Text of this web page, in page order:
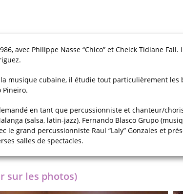
avec Philippe Nasse “Chico” et Cheick Tidiane
musique cubaine, il étudie tout particulièrement les
Pineiro.
en tant que percussionniste et chanteur/
(salsa, latin-jazz), Fernando Blasco Grupo
le grand percussionniste Raul “Laly” Gonzales et
salles de spectacles.
sur les photos)